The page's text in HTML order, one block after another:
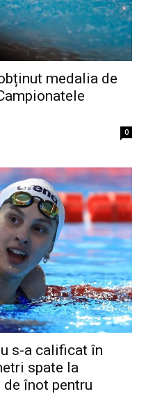
medalia de
0
s-a calificat în
spate la
de înot pentru